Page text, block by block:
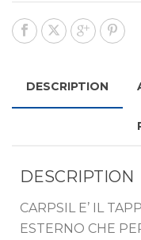
DESCRIPTION
DESCRIPTION
CARPSIL E’ IL
ESTERNO CHE